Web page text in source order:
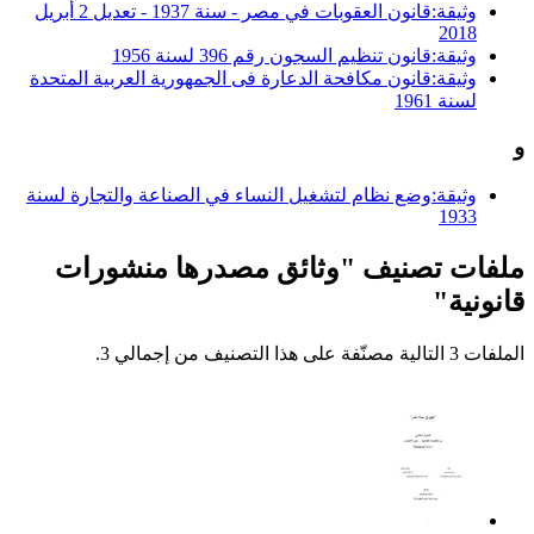
وثيقة:قانون العقوبات في مصر - سنة 1937 - تعديل 2 أبريل
2018
وثيقة:قانون تنظيم السجون ​رقم 396 لسنة 1956
وثيقة:قانون مكافحة الدعارة فى الجمهورية العربية المتحدة
لسنة 1961
و
وثيقة:وضع نظام لتشغيل النساء في الصناعة والتجارة لسنة
1933
ملفات تصنيف "وثائق مصدرها منشورات
قانونية"
الملفات 3 التالية مصنّفة على هذا التصنيف من إجمالي 3.